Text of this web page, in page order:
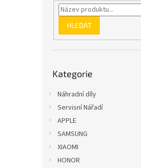
HLEDAT
kategorie
Kategorie
Náhradní díly
Servisní Nářadí
APPLE
SAMSUNG
XIAOMI
HONOR